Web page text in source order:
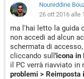
Noureddine
26 ott 2016 alle
ma l'hai letto la guida
non accedi ad alcun
schermata di
cliccando sull 'icona in
il PC verrà riavviato in
problemi > Reimposta